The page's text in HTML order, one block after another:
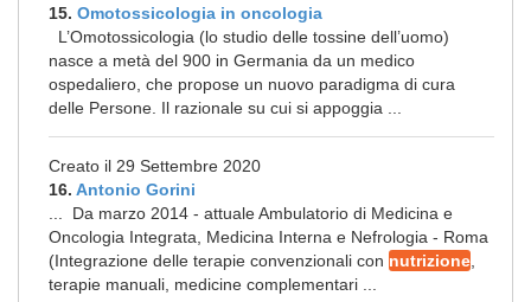
15. Omotossicologia in oncologia
L’Omotossicologia (lo studio delle tossine dell’uomo)
nasce a metà del 900 in Germania da un medico
ospedaliero, che propose un nuovo paradigma di cura
delle Persone. Il razionale su cui si appoggia ...
Creato il 29 Settembre 2020
16. Antonio Gorini
... Da marzo 2014 - attuale Ambulatorio di Medicina e
Oncologia Integrata, Medicina Interna e Nefrologia - Roma
(Integrazione delle terapie convenzionali con nutrizione
terapie manuali, medicine complementari ...